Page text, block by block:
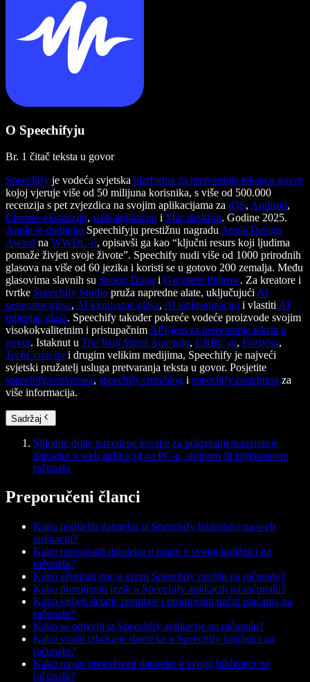
O Speechifyju
Br. 1 čitač teksta u govor
Speechify je vodeća svjetska platforma za pretvaranje teksta u govor
kojoj vjeruje više od 50 milijuna korisnika, s više od 500.000
recenzija s pet zvjezdica na svojim aplikacijama za iOS, Android,
Chrome ekstenziju, web-aplikaciju i Mac desktop. Godine 2025.
Apple je dodijelio Speechifyju prestižnu nagradu Apple Design
Award na WWDC-u, opisavši ga kao “ključni resurs koji ljudima
pomaže živjeti svoje živote”. Speechify nudi više od 1000 prirodnih
glasova na više od 60 jezika i koristi se u gotovo 200 zemalja. Među
glasovima slavnih su Snoop Dogg i Gwyneth Paltrow. Za kreatore i
tvrtke Speechify Studio pruža napredne alate, uključujući AI
generator glasa, AI kloniranje glasa, AI sinkronizaciju i vlastiti AI
mijenjač glasa. Speechify također pokreće vodeće proizvode svojim
visokokvalitetnim i pristupačnim API-jem za pretvaranje teksta u
govor. Istaknut u The Wall Street Journalu, CNBC-ju, Forbesu,
TechCrunchu i drugim velikim medijima, Speechify je najveći
svjetski pružatelj usluga pretvaranja teksta u govor. Posjetite
speechify.com/news, speechify.com/blog i speechify.com/press za
više informacija.
Sadržaj
Slijedite dolje navedene korake za pokretanje/pauziranje
datoteke u web aplikaciji na PC-u, stolnom ili prijenosnom
računalu
Preporučeni članci
Kako podijeliti datoteku iz Speechify biblioteke na web
aplikaciji?
Kako premjestiti datoteku u mapu u svojoj knjižnici na
računalu?
Kako ažurirati ime u svom Speechify profilu na računalu?
Kako promijeniti jezik u Speechify aplikaciji na računalu?
Kako vidjeti detalje pretplate i promijeniti način plaćanja na
računalu?
Kako se odjaviti iz Speechify aplikacije na računalu?
Kako vratiti izbrisane datoteke u Speechify knjižnici na
računalu?
Kako mogu pretraživati datoteke u svojoj biblioteci na
računalu?